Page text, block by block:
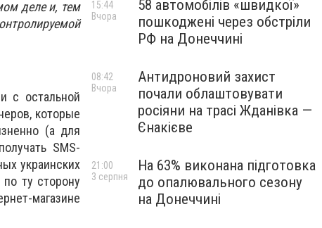
деле и, тем
с остальной
которые
(а для
SMS-
украинских
ту сторону
магазине
58 автомобілів «швидкої»
пошкоджені через обстріли
РФ на Донеччині
15:44
Вчора
Антидроновий захист
почали облаштовувати
росіяни на трасі Жданівка —
Єнакієве
08:42
Вчора
На 63% виконана підготовка
до опалювального сезону
на Донеччині
21:00
3 серпня